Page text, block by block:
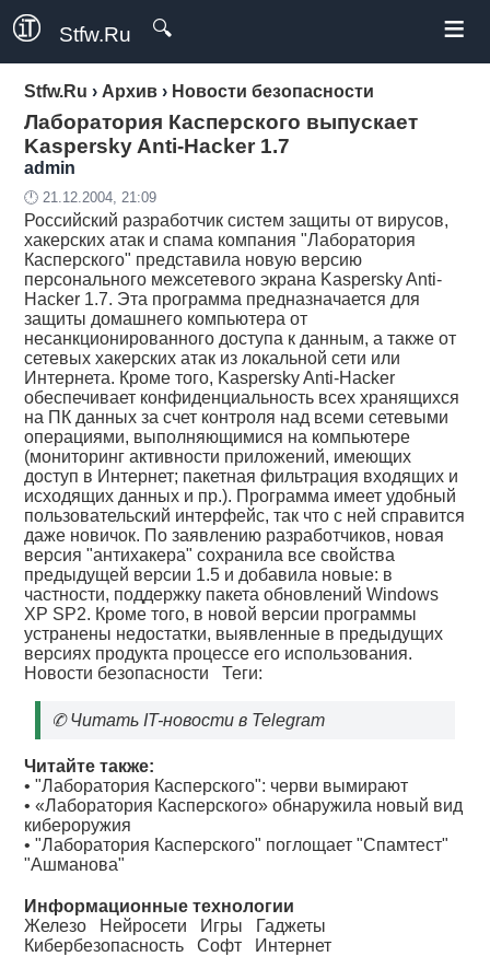
Stfw.Ru 🔍 ≡
Stfw.Ru › Архив › Новости безопасности
Лаборатория Касперского выпускает
Kaspersky Anti-Hacker 1.7
admin
🕛 21.12.2004, 21:09
Российский разработчик систем защиты от вирусов,
хакерских атак и спама компания "Лаборатория
Касперского" представила новую версию
персонального межсетевого экрана Kaspersky Anti-
Hacker 1.7. Эта программа предназначается для
защиты домашнего компьютера от
несанкционированного доступа к данным, а также от
сетевых хакерских атак из локальной сети или
Интернета. Кроме того, Kaspersky Anti-Hacker
обеспечивает конфиденциальность всех хранящихся
на ПК данных за счет контроля над всеми сетевыми
операциями, выполняющимися на компьютере
(мониторинг активности приложений, имеющих
доступ в Интернет; пакетная фильтрация входящих и
исходящих данных и пр.). Программа имеет удобный
пользовательский интерфейс, так что с ней справится
даже новичок. По заявлению разработчиков, новая
версия "антихакера" сохранила все свойства
предыдущей версии 1.5 и добавила новые: в
частности, поддержку пакета обновлений Windows
XP SP2. Кроме того, в новой версии программы
устранены недостатки, выявленные в предыдущих
версиях продукта процессе его использования.
Новости безопасности Теги:
✆Читать IT-новости в Telegram
Читайте также:
•"Лаборатория Касперского": черви вымирают
•«Лаборатория Касперского» обнаружила новый вид
кибероружия
•"Лаборатория Касперского" поглощает "Спамтест"
"Ашманова"
Информационные технологии
Железо
Нейросети Игры
Гаджеты
Кибербезопасность
Софт Интернет